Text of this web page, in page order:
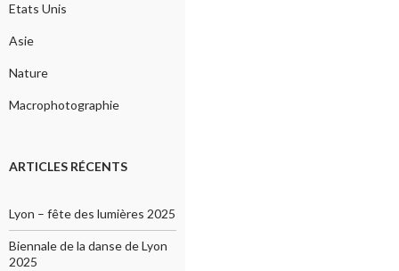
Etats Unis
Asie
Nature
Macrophotographie
ARTICLES RÉCENTS
Lyon – fête des lumières 2025
Biennale de la danse de Lyon
2025